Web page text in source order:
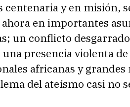
centenaria y en misión,
en importantes
un conflicto
presencia violenta de
africanas y grandes
del ateísmo casi no